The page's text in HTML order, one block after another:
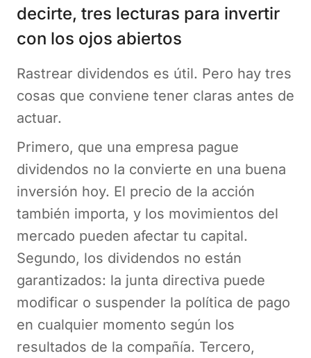
decirte, tres lecturas para invertir
con los ojos abiertos
Rastrear dividendos es útil. Pero hay tres
cosas que conviene tener claras antes de
actuar.
Primero, que una empresa pague
dividendos no la convierte en una buena
inversión hoy. El precio de la acción
también importa, y los movimientos del
mercado pueden afectar tu capital.
Segundo, los dividendos no están
garantizados: la junta directiva puede
modificar o suspender la política de pago
en cualquier momento según los
resultados de la compañía. Tercero,